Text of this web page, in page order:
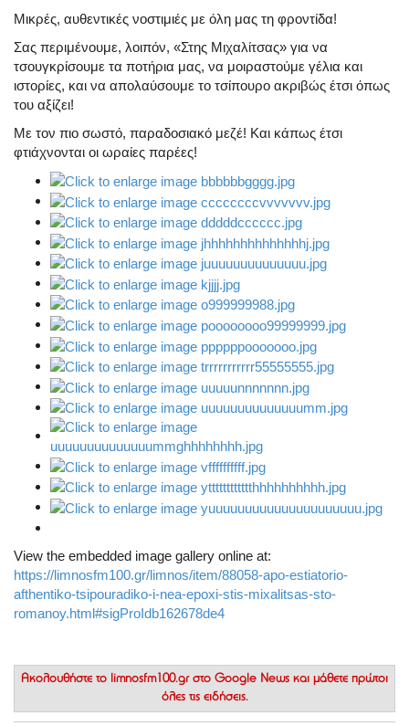
Μικρές, αυθεντικές νοστιμιές με όλη μας τη φροντίδα!
Σας περιμένουμε, λοιπόν, «Στης Μιχαλίτσας» για να
τσουγκρίσουμε τα ποτήρια μας, να μοιραστούμε γέλια και
ιστορίες, και να απολαύσουμε το τσίπουρο ακριβώς έτσι όπως
του αξίζει!
Με τον πιο σωστό, παραδοσιακό μεζέ! Και κάπως έτσι
φτιάχνονται οι ωραίες παρέες!
View the embedded image gallery online at:
https://limnosfm100.gr/limnos/item/88058-apo-estiatorio-
afthentiko-tsipouradiko-i-nea-epoxi-stis-mixalitsas-sto-
romanoy.html#sigProIdb162678de4
Ακολουθήστε το limnosfm100.gr στο Google News και μάθετε πρώτοι
όλες τις ειδήσεις.